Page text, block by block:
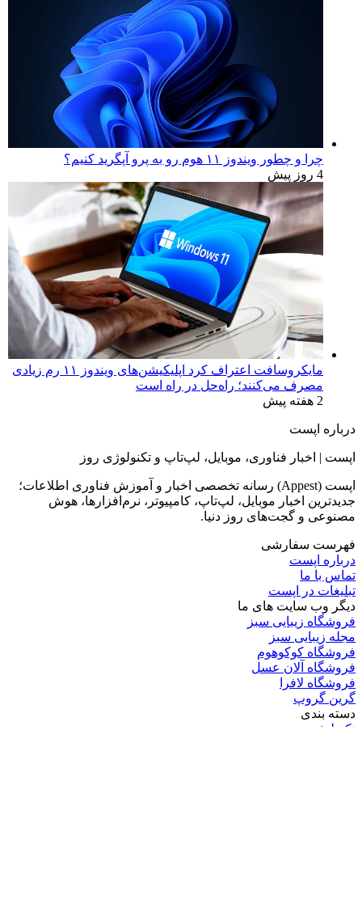
چرا و چطور ویندوز ۱۱ هوم رو به پرو آپگرید کنیم؟
4 روز پیش
مایکروسافت اعتراف کرد اپلیکیشن‌های ویندوز ۱۱ رم زیادی
مصرف می‌کنند؛ راه‌حل در راه است
2 هفته پیش
درباره اپست
اپست | اخبار فناوری، موبایل، لپ‌تاپ و تکنولوژی روز
اپست (Appest) رسانه تخصصی اخبار و آموزش فناوری اطلاعات؛
جدیدترین اخبار موبایل، لپ‌تاپ، کامپیوتر، نرم‌افزارها، هوش
مصنوعی و گجت‌های روز دنیا.
فهرست سفارشی
درباره اپست
تماس با ما
تبلیغات در اپست
دیگر وب سایت های ما
فروشگاه زیبایی سبز
مجله زیبایی سبز
فروشگاه کوکوهوم
فروشگاه آلان عسل
فروشگاه لافرا
گرین گروپ
دسته بندی
تکنولوژی